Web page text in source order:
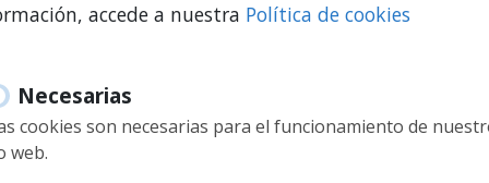
al servicio con características predefinidas como
y análisis del comportamiento de los usuarios para
espacios publicitarios de forma eficaz.
analizar hábitos de navegación para mostrar
accede a nuestra Política de cookies
Necesarias
cookies son necesarias para el funcionamiento de
web.